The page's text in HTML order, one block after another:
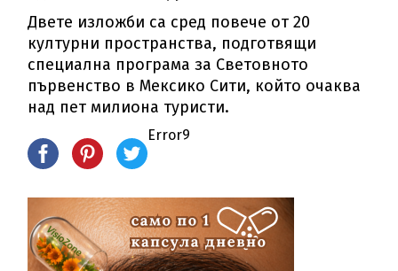
Двете изложби са сред повече от 20
културни пространства, подготвящи
специална програма за Световното
първенство в Мексико Сити, който очаква
над пет милиона туристи.
Error9